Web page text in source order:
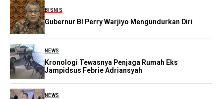
BISNIS
Gubernur BI Perry Warjiyo Mengundurkan Diri
NEWS
Kronologi Tewasnya Penjaga Rumah Eks
Jampidsus Febrie Adriansyah
NEWS